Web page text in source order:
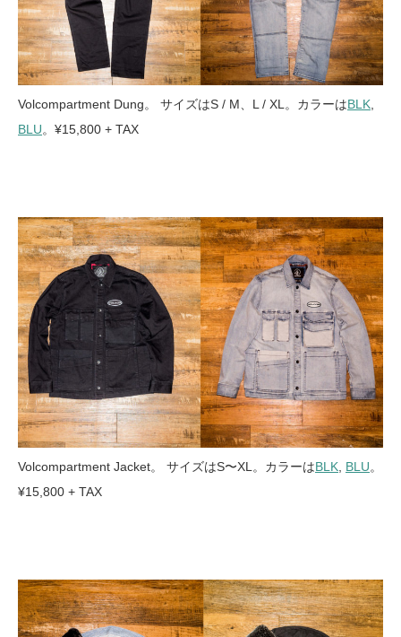
Volcompartment Dung。 サイズはS / M、L / XL。カラーはBLK
BLU。¥15,800 + TAX
Volcompartment Jacket。 サイズはS〜XL。カラーはBLK BLU。
¥15,800 + TAX